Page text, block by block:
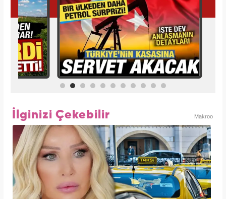
İlginizi Çekebilir Makroo